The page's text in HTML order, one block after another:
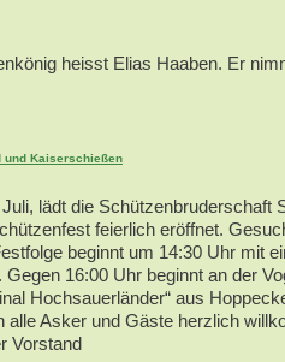
heisst Elias Haaben. Er
und Kaiserschießen
lädt die Schützenbruderschaft
feierlich eröffnet.
beginnt um 14:30 Uhr mit
Gegen 16:00 Uhr beginnt an der
Hochsauerländer“ aus
alle Asker und Gäste herzlich
Vorstand